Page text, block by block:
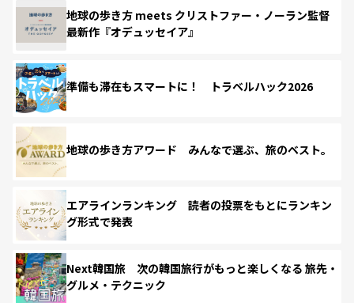
地球の歩き方 meets クリストファー・ノーラン監督
最新作『オデュッセイア』
準備も滞在もスマートに！ トラベルハック2026
地球の歩き方アワード みんなで選ぶ、旅のベスト。
エアラインランキング 読者の投票をもとにランキン
グ形式で発表
Next韓国旅 次の韓国旅行がもっと楽しくなる 旅先・
グルメ・テクニック